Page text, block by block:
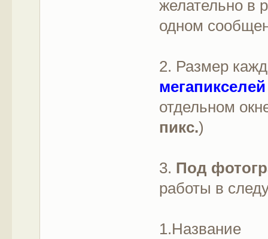
желательно в
одном
2. Размер
мегапикселей
отдельном
пикс.)
3. Под
работы в
1.Название